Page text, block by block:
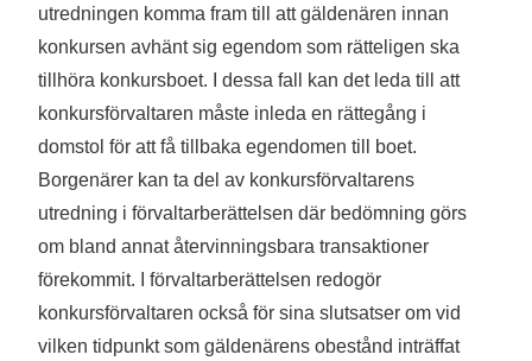
utredningen komma fram till att gäldenären innan
konkursen avhänt sig egendom som rätteligen ska
tillhöra konkursboet. I dessa fall kan det leda till att
konkursförvaltaren måste inleda en rättegång i
domstol för att få tillbaka egendomen till boet.
Borgenärer kan ta del av konkursförvaltarens
utredning i förvaltarberättelsen där bedömning görs
om bland annat återvinningsbara transaktioner
förekommit. I förvaltarberättelsen redogör
konkursförvaltaren också för sina slutsatser om vid
vilken tidpunkt som gäldenärens obestånd inträffat